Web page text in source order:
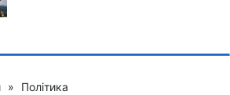
» Політика